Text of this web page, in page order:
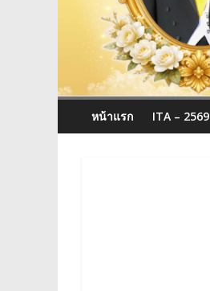
รู้
ประจำ
จังหวัด
หน้าแรก ITA – 2569